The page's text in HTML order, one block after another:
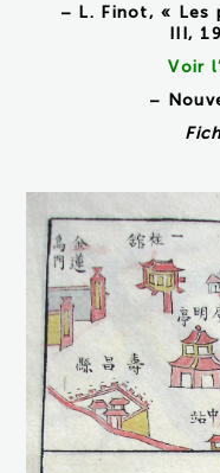
– L. Finot, « Les
III,
Voir
–